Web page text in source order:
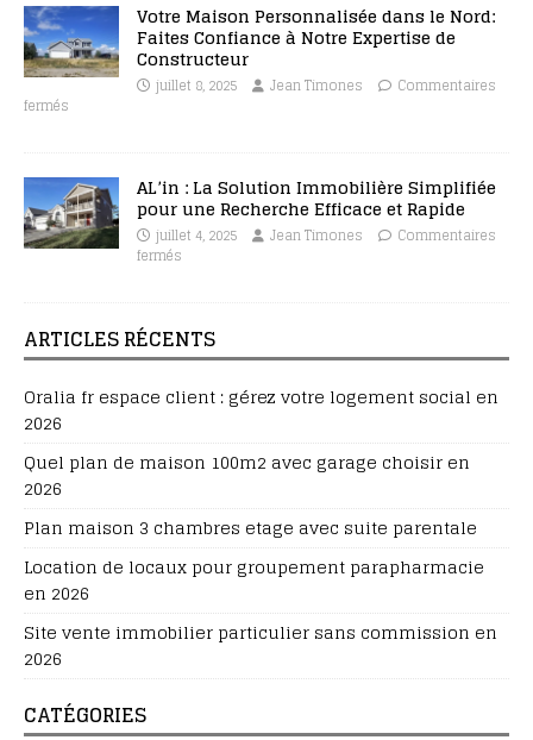
Votre Maison Personnalisée dans le Nord:
Faites Confiance à Notre Expertise de
Constructeur
juillet 8, 2025 Jean Timones
Commentaires
fermés
AL’in : La Solution Immobilière Simplifiée
pour une Recherche Efficace et Rapide
juillet 4, 2025 Jean Timones
Commentaires
fermés
ARTICLES RÉCENTS
Oralia fr espace client : gérez votre logement social en
2026
Quel plan de maison 100m2 avec garage choisir en
2026
Plan maison 3 chambres etage avec suite parentale
Location de locaux pour groupement parapharmacie
en 2026
Site vente immobilier particulier sans commission en
2026
CATÉGORIES